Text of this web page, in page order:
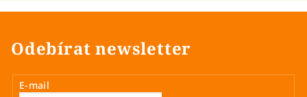
Odebírat newsletter
E-mail